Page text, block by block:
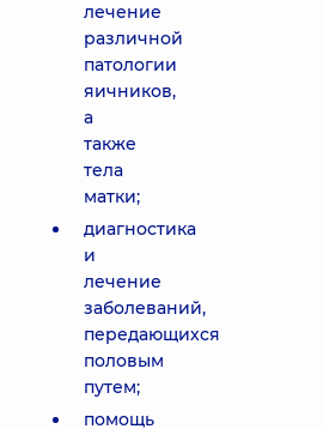
лечение
различной
патологии
яичников,
а
также
тела
матки;
диагностика
и
лечение
заболеваний,
передающихся
половым
путем;
помощь